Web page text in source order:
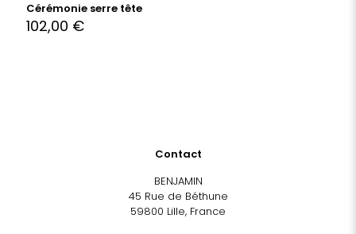
Cérémonie serre tête
102,00 €
Contact
BENJAMIN
45 Rue de Béthune
59800 Lille, France